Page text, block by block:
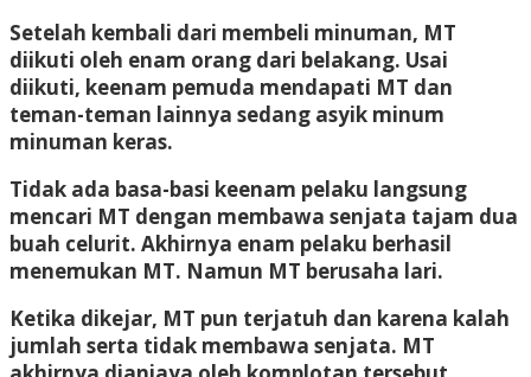
Setelah kembali dari membeli minuman, MT
diikuti oleh enam orang dari belakang. Usai
diikuti, keenam pemuda mendapati MT dan
teman-teman lainnya sedang asyik minum
minuman keras.
Tidak ada basa-basi keenam pelaku langsung
mencari MT dengan membawa senjata tajam dua
buah celurit. Akhirnya enam pelaku berhasil
menemukan MT. Namun MT berusaha lari.
Ketika dikejar, MT pun terjatuh dan karena kalah
jumlah serta tidak membawa senjata. MT